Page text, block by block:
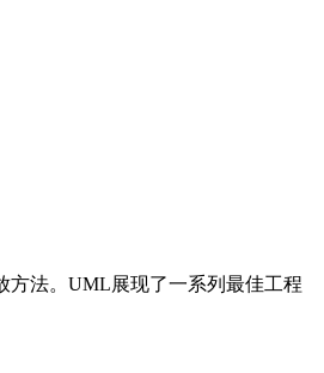
方法。UML展现了一系列最佳工程